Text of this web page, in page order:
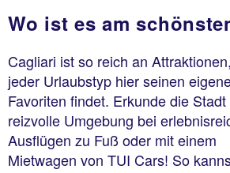
Wo ist es am
Cagliari ist so reich an
jeder Urlaubstyp hier seinen
Favoriten findet. Erkunde die
reizvolle Umgebung bei
Ausflügen zu Fuß oder mit einem
Mietwagen von TUI Cars! So